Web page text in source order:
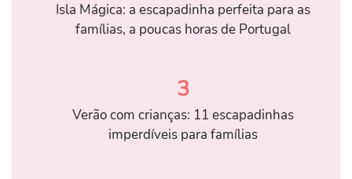
Isla Mágica: a escapadinha perfeita para as
famílias, a poucas horas de Portugal
3
Verão com crianças: 11 escapadinhas
imperdíveis para famílias